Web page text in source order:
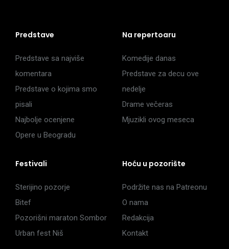
Predstave
Predstave sa najviše
komentara
Predstave o kojima smo
pisali
Najbolje ocenjene
Opere u Beogradu
Na repertoaru
Komedije danas
Predstave za decu ove
nedelje
Drame večeras
Mjuzikli ovog meseca
Festivali
Sterijino pozorje
Bitef
Pozorišni maraton Sombor
Urban fest Niš
Hoću u pozorište
Podržite nas na Patreonu
O nama
Redakcija
Kontakt